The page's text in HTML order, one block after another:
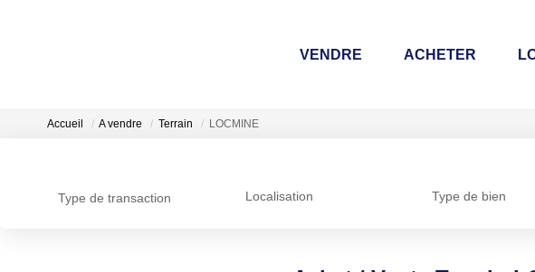
VENDRE ACHETER
Accueil A vendre Terrain LOCMINE
Type de transaction Localisation Type de bien